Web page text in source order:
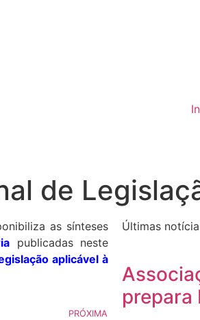
de
as sínteses
publicadas neste
aplicável à
PRÓXIMA
Últimas
prepara